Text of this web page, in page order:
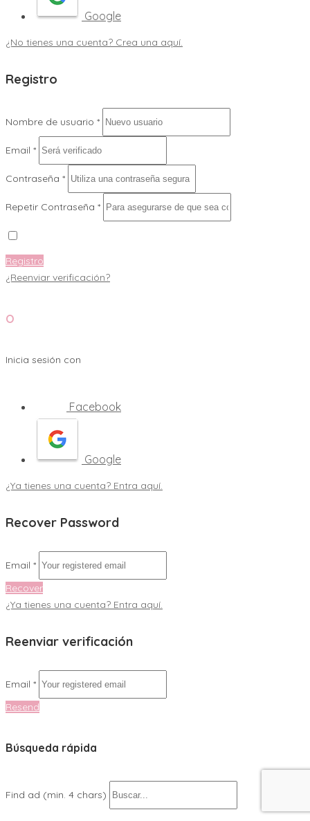
Google
¿No tienes una cuenta? Crea una aquí.
Registro
Nombre de usuario *
Email *
Contraseña *
Repetir Contraseña *
Registro
¿Reenviar verificación?
O
Inicia sesión con
Facebook
Google
¿Ya tienes una cuenta? Entra aquí.
Recover Password
Email *
Recover
¿Ya tienes una cuenta? Entra aquí.
Reenviar verificación
Email *
Resend
Búsqueda rápida
Find ad (min. 4 chars)